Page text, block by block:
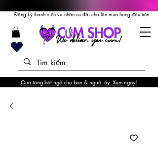
Đăng ký thành viên và nhận ưu đãi cho lần mua hàng đầu tiên
Quà tặng bất ngờ cho bạn & người ấy. Xem ngay!